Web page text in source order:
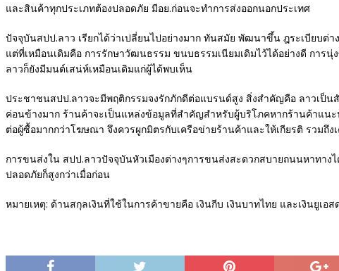
และสินค้าทุกประเภทต้องปลอดภัย มีอย.ก่อนจะทำการส่งออกนอกประเทศ
ปัจจุบันสปป.ลาว เรียกได้ว่าเปลี่ยนไปอย่างมาก ทันสมัย พัฒนาขึ้น ฎระเบียบต่
แต่ที่เหมือนเดิมคือ การรักษาวัฒนธรรม ขนบธรรมเนียมเดิมไว้ได้อย่างดี การ
ลาวก็ยังมีมนต์เสน่ห์เหมือนเดิมแก่ผู้ได้พบเห็น
ประชาชนสปป.ลาวจะมีพฤติกรรมจงรักภักดีต่อแบรนด์สูง สิ่งสำคัญคือ ลาวเป็น
ค่อนข้างมาก ร้านค้าจะเป็นแหล่งข้อมูลที่สำคัญสำหรับผู้บริโภคหากร้านค้าแน
ต่อผู้ซื้อมากกว่าโฆษณา จึงควรผูกมิตรกับเครือข่ายร้านค้าและให้เกียรติ รวมถึง
การขนส่งใน สปป.ลาวปัจจุบันหัวเมืองต่างๆการขนส่งสะดวกสบายถนนหาทาง
ปลอดภัยก็สูงกว่าเมื่อก่อน
หมายเหตุ: ด้านสกุลเงินที่ใช้ในการค้าขายคือ เงินกีบ เงินบาทไทย และเงินยูเอ